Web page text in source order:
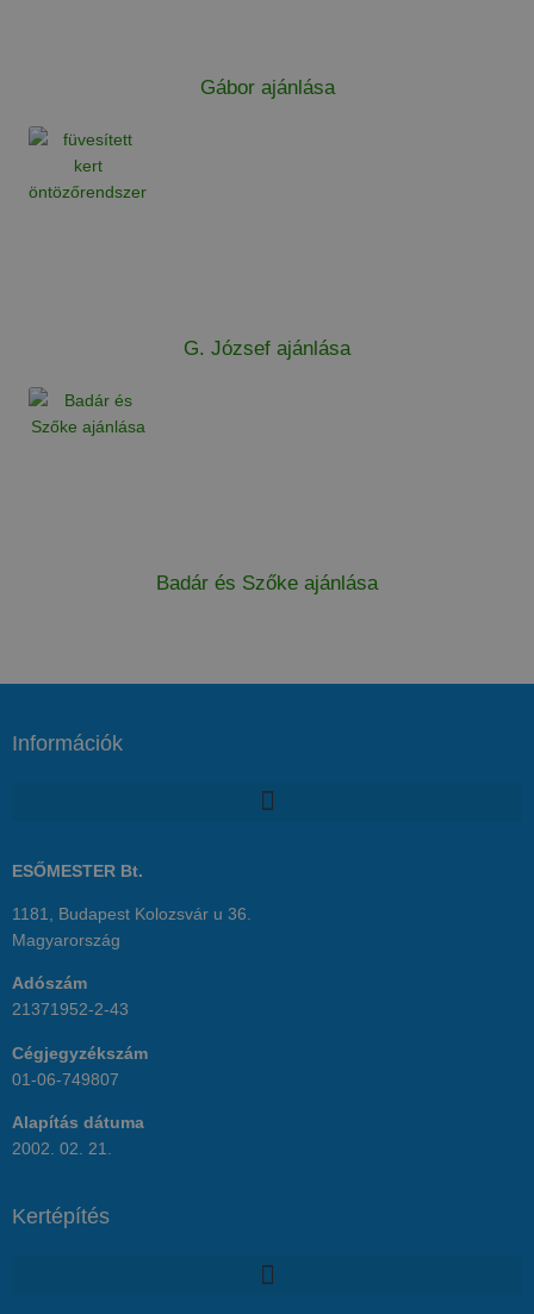
Gábor ajánlása
G. József ajánlása
Badár és Szőke ajánlása
Információk
ESŐMESTER Bt.
1181, Budapest Kolozsvár u 36.
Magyarország
Adószám
21371952-2-43
Cégjegyzékszám
01-06-749807
Alapítás dátuma
2002. 02. 21.
Kertépítés